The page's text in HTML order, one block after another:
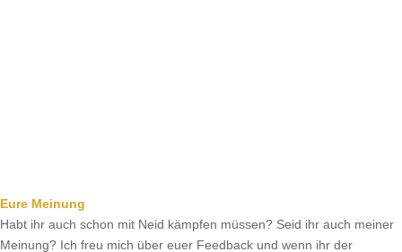
Eure Meinung
Habt ihr auch schon mit Neid kämpfen müssen? Seid ihr auch meiner
Meinung? Ich freu mich über euer Feedback und wenn ihr der